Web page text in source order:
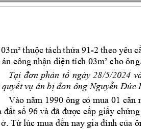
03m² thuộc tch thửa 91-2 theo yêu cầu
n công nhận diện tích 03m² cho ông.
Tại đơn phản tố ngày 28/5/2024 và
vụ án bị đơn ông Nguyễn Đức H
Vào năm 1990 ông có mua 01 căn
đất số 96 và đã được cấp giấy chứng
Từ lúc mua đến nay gia đình của